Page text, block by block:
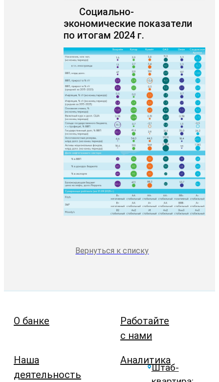
Социально-
экономические показатели
по итогам 2024 г.
Вернуться к списку
О банке
Наша
деятельность
Работайте
с нами
Аналитика
Штаб-